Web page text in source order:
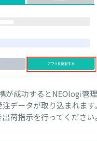
が成功するとNEOlogi管
データが取り込まれます
荷指示を行ってください。